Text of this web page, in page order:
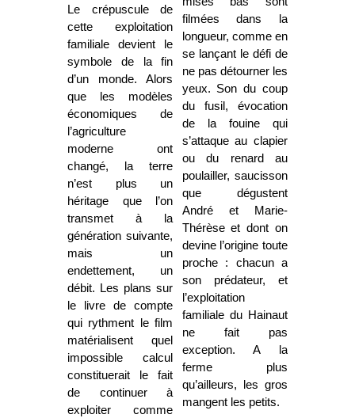
Le crépuscule de
cette exploitation
familiale devient le
symbole de la fin
d’un monde. Alors
que les modèles
économiques de
l’agriculture
moderne ont
changé, la terre
n’est plus un
héritage que l’on
transmet à la
génération suivante,
mais un
endettement, un
débit. Les plans sur
le livre de compte
qui rythment le film
matérialisent quel
impossible calcul
constituerait le fait
de continuer à
exploiter comme
filmées dans la
longueur, comme en
se lançant le défi de
ne pas détourner les
yeux. Son du coup
du fusil, évocation
de la fouine qui
s’attaque au clapier
ou du renard au
poulailler, saucisson
que dégustent
André et Marie-
Thérèse et dont on
devine l’origine toute
proche : chacun a
son prédateur, et
l’exploitation
familiale du Hainaut
ne fait pas
exception. A la
ferme plus
qu’ailleurs, les gros
mangent les petits.